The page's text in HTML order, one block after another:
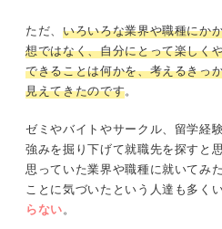
ただ、 いろいろな業界や職種にか
想ではなく、自分にとって楽しく
できることは何かを、考えるきっ
見えてきたのです。
ゼミやバイトやサークル、留学経
強みを掘り下げて就職先を探すと
思っていた業界や職種に就いてみ
ことに気づいたという人達も多く
らない 。